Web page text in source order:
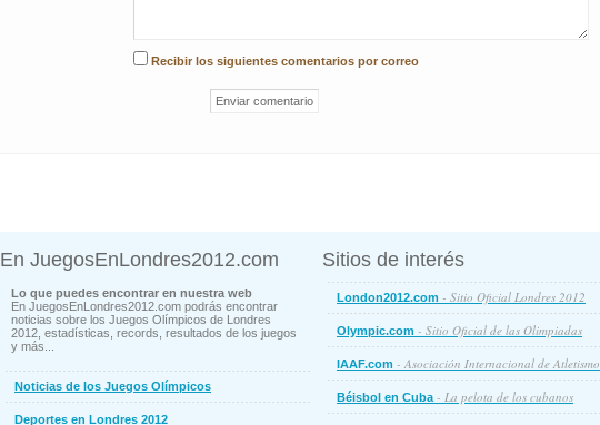
Recibir los siguientes comentarios por correo
En JuegosEnLondres2012.com
Lo que puedes encontrar en nuestra web
En JuegosEnLondres2012.com podrás encontrar
noticias sobre los Juegos Olímpicos de Londres
2012, estadísticas, records, resultados de los juegos
y más...
Noticias de los Juegos Olímpicos
Deportes en Londres 2012
Sitios de interés
London2012.com - Sitio Oficial Londres 2012
Olympic.com - Sitio Oficial de las Olimpiadas
IAAF.com - Asociación Internacional de Atletismo
Béisbol en Cuba- La pelota de los cubanos